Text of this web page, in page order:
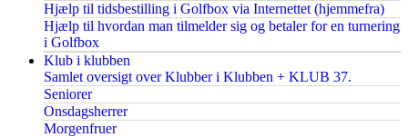
Hjælp til tidsbestilling i Golfbox via Internettet (hjemmefra)
Hjælp til hvordan man tilmelder sig og betaler for en turnering
i Golfbox
Klub i klubben
Samlet oversigt over Klubber i Klubben + KLUB 37.
Seniorer
Onsdagsherrer
Morgenfruer